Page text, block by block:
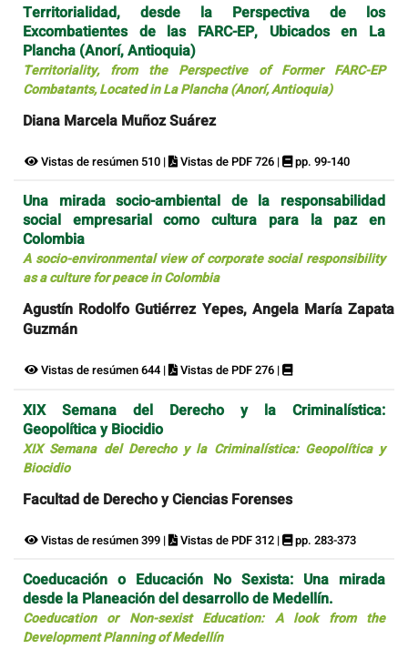
Territorialidad, desde la Perspectiva de los
Excombatientes de las FARC-EP, Ubicados en La
Plancha (Anorí, Antioquia)
Territoriality, from the Perspective of Former FARC-EP
Combatants, Located in La Plancha (Anorí, Antioquia)
Diana Marcela Muñoz Suárez
Vistas de resúmen 510 | Vistas de PDF 726 | pp. 99-140
Una mirada socio-ambiental de la responsabilidad
social empresarial como cultura para la paz en
Colombia
A socio-environmental view of corporate social responsibility
as a culture for peace in Colombia
Agustín Rodolfo Gutiérrez Yepes, Angela María Zapata
Guzmán
Vistas de resúmen 644 | Vistas de PDF 276 |
XIX Semana del Derecho y la Criminalística:
Geopolítica y Biocidio
XIX Semana del Derecho y la Criminalística: Geopolítica y
Biocidio
Facultad de Derecho y Ciencias Forenses
Vistas de resúmen 399 | Vistas de PDF 312 | pp. 283-373
Coeducación o Educación No Sexista: Una mirada
desde la Planeación del desarrollo de Medellín.
Coeducation or Non-sexist Education: A look from the
Development Planning of Medellín